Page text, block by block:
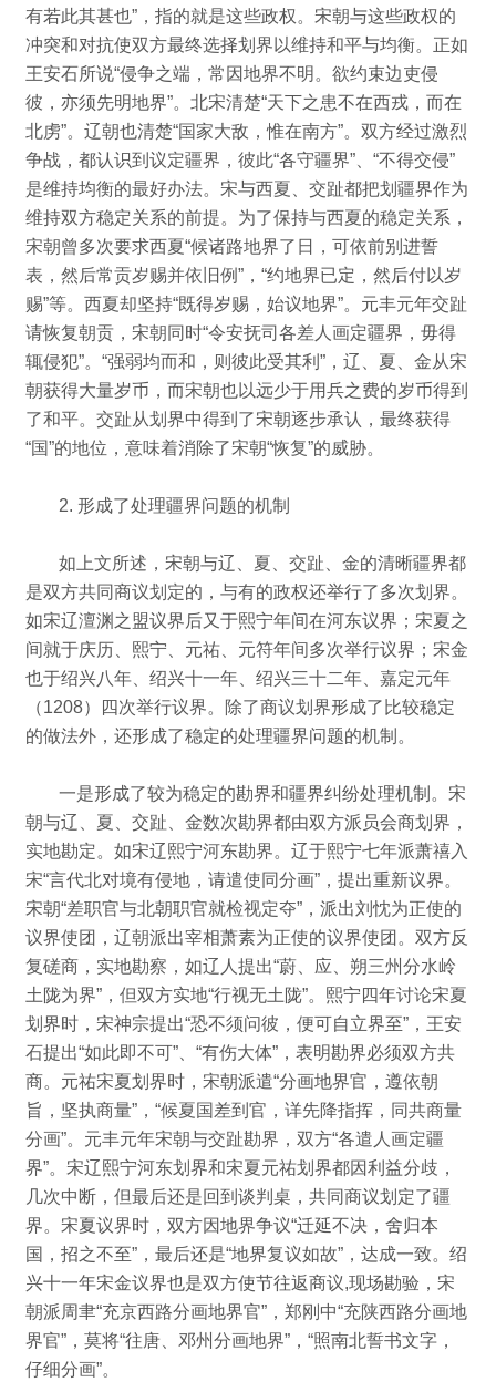
有若此其甚也”， 指的就是这些政权。 宋朝与这些政权的
冲突和对抗使双方最终选择划界以维持和平与均衡。 正如
王安石所说“侵争之端，常因地界不明。 欲约束边吏侵
彼，亦须先明地界”。 北宋清楚“天下之患不在西戎，而在
北虏”。 辽朝也清楚“国家大敌，惟在南方”。 双方经过激烈
争战，都认识到议定疆界，彼此“各守疆界”、“不得交侵”
是维持均衡的最好办法。 宋与西夏、交趾都把划疆界作为
维持双方稳定关系的前提。 为了保持与西夏的稳定关系，
宋朝曾多次要求西夏“候诸路地界了日，可依前别进誓
表，然后常贡岁赐并依旧例”， “约地界已定，然后付以岁
赐”等。 西夏却坚持“既得岁赐，始议地界”。 元丰元年交趾
请恢复朝贡，宋朝同时“令安抚司各差人画定疆界，毋得
辄侵犯”。 “强弱均而和，则彼此受其利”， 辽、夏、金从宋
朝获得大量岁币，而宋朝也以远少于用兵之费的岁币得到
了和平。 交趾从划界中得到了宋朝逐步承认，最终获得
“国”的地位，意味着消除了宋朝“恢复”的威胁。
2. 形成了处理疆界问题的机制
如上文所述，宋朝与辽、夏、交趾、金的清晰疆界都
是双方共同商议划定的，与有的政权还举行了多次划界。
如宋辽澶渊之盟议界后又于熙宁年间在河东议界； 宋夏之
间就于庆历、熙宁、元祐、元符年间多次举行议界； 宋金
也于绍兴八年、绍兴十一年、绍兴三十二年、嘉定元年
（1208）四次举行议界。
除了商议划界形成了比较稳定
的做法外，还形成了稳定的处理疆界问题的机制。
一是形成了较为稳定的勘界和疆界纠纷处理机制。 宋
朝与辽、夏、交趾、金数次勘界都由双方派员会商划界，
实地勘定。 如宋辽熙宁河东勘界。 辽于熙宁七年派萧禧入
宋“言代北对境有侵地，请遣使同分画”， 提出重新议界。
宋朝“差职官与北朝职官就检视定夺”， 派出刘忱为正使的
议界使团，辽朝派出宰相萧素为正使的议界使团。 双方反
复磋商，实地勘察，如辽人提出“蔚、应、朔三州分水岭
土陇为界”，但双方实地“行视无土陇”。 熙宁四年讨论宋夏
划界时，宋神宗提出“恐不须问彼，便可自立界至”，王安
石提出“如此即不可”、“有伤大体”，表明勘界必须双方共
商。 元祐宋夏划界时，宋朝派遣“分画地界官，遵依朝
旨，坚执商量”， “候夏国差到官，详先降指挥，同共商量
分画”。 元丰元年宋朝与交趾勘界，双方“各遣人画定疆
界”。 宋辽熙宁河东划界和宋夏元祐划界都因利益分歧，
几次中断，但最后还是回到谈判桌，共同商议划定了疆
界。 宋夏议界时，双方因地界争议“迁延不决，舍归本
国，招之不至”，最后还是“地界复议如故”，达成一致。 绍
兴十一年宋金议界也是双方使节往返商议,现场勘验，宋
朝派周聿“充京西路分画地界官”，郑刚中“充陕西路分画地
界官”，莫将“往唐、邓州分画地界”，“照南北誓书文字，
仔细分画”。